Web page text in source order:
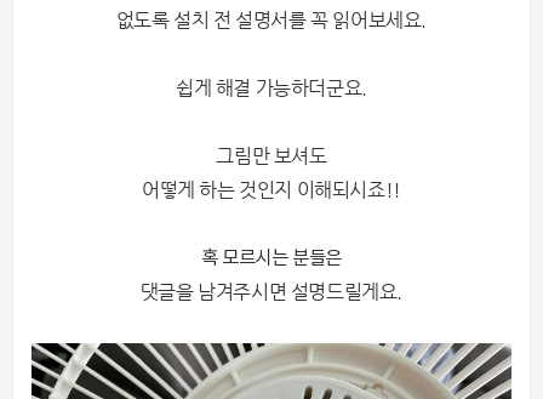
없도록 설치 전 설명서를 꼭 읽어보세요.
쉽게 해결 가능하더군요.
그림만 보셔도
어떻게 하는 것인지 이해되시죠!!
혹 모르시는 분들은
댓글을 남겨주시면 설명드릴게요.